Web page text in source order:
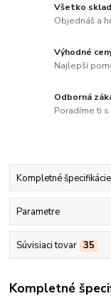
Všetko
Objednáš a
Výhodné
Najlepší
Odborná
Poradíme ti
Kompletné špecifikácie
Parametre
Súvisiaci tovar 35
Kompletné